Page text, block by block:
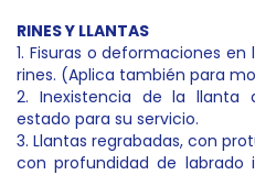
RINES Y LLANTAS
1. Fisuras o deformaciones
rines. (Aplica también para
2. Inexistencia de la llanta
estado para su servicio.
3. Llantas regrabadas, con
con profundidad de labrado